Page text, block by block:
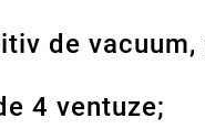
de
4 ventuze;